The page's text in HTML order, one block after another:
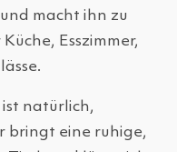
macht ihn zu
Esszimmer,
natürlich,
bringt eine ruhige,